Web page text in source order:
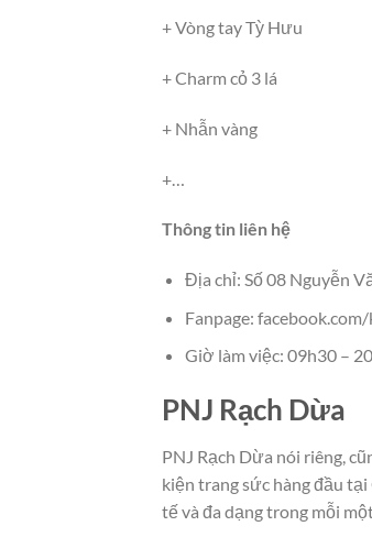
+ Vòng tay Tỳ Hưu
+ Charm cỏ 3 lá
+ Nhẫn vàng
+…
Thông tin liên hệ
Địa chỉ: Số 08 Nguyễn
Fanpage:
Giờ làm việc: 09h30 –
PNJ Rạch Dừa
PNJ Rạch Dừa nói riêng,
kiện trang sức hàng đầu
tế và đa dạng trong mỗi